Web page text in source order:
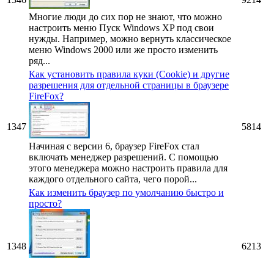
Многие люди до сих пор не знают, что можно
настроить меню Пуск Windows XP под свои
нужды. Например, можно вернуть классическое
меню Windows 2000 или же просто изменить
ряд...
1347
Как установить правила куки (Cookie) и другие
разрешения для отдельной страницы в браузере
FireFox?
Начиная с версии 6, браузер FireFox стал
включать менеджер разрешений. С помощью
этого менеджера можно настроить правила для
каждого отдельного сайта, чего порой...
5814
1348
Как изменить браузер по умолчанию быстро и
просто?
6213